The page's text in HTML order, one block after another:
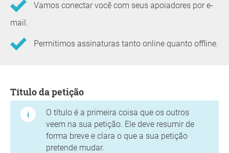
Vamos conectar você com seus apoiadores por e-
mail.
Permitimos assinaturas tanto online quanto offline.
Título da petição
O título é a primeira coisa que os outros
veem na sua petição. Ele deve resumir de
forma breve e clara o que a sua petição
pretende mudar.